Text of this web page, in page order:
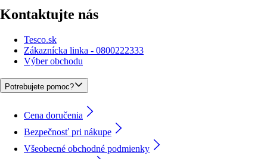
Kontaktujte nás
Tesco.sk
Zákaznícka linka - 0800222333
Výber obchodu
Potrebujete pomoc?
Cena doručenia
Bezpečnosť pri nákupe
Všeobecné obchodné podmienky